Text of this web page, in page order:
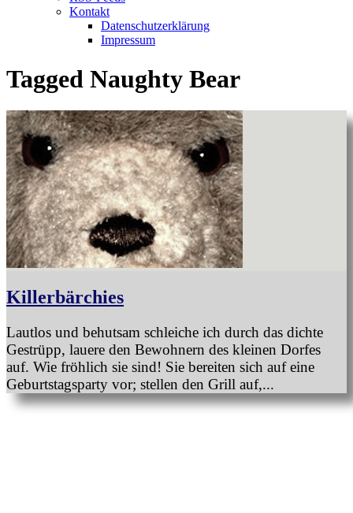
Kontakt
Datenschutzerklärung
Impressum
Tagged Naughty Bear
Killerbärchies
Lautlos und behutsam schleiche ich durch das dichte
Gestrüpp, lauere den Bewohnern des kleinen Dorfes
auf. Wie fröhlich sie sind! Sie bereiten sich auf eine
Geburtstagsparty vor; stellen den Grill auf,...